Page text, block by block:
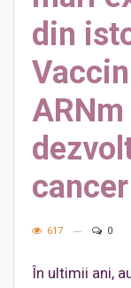
din
cancer
617 0
În ultimii ani,